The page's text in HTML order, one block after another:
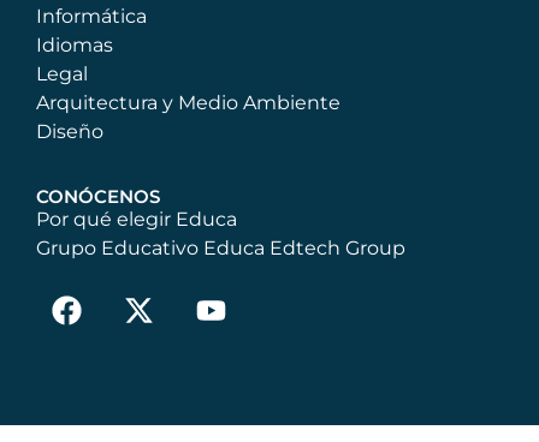
Informática
Idiomas
Legal
Arquitectura y Medio Ambiente
Diseño
CONÓCENOS
Por qué elegir Educa
Grupo Educativo Educa Edtech Group